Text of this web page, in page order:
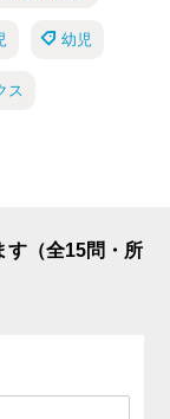
幼児
ス
す（全15問・所